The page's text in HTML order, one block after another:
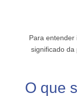
Para entender
significado da
O que